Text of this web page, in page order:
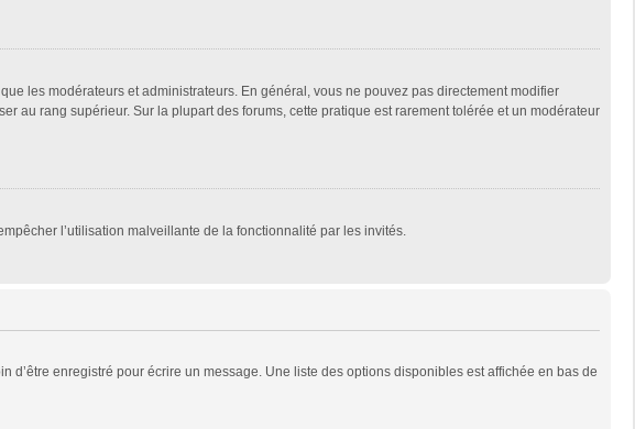
les modérateurs et administrateurs. En général, vous ne pouvez pas directement modifier
au rang supérieur. Sur la plupart des forums, cette pratique est rarement tolérée et un modérateur
l’utilisation malveillante de la fonctionnalité par les invités.
enregistré pour écrire un message. Une liste des options disponibles est affichée en bas de